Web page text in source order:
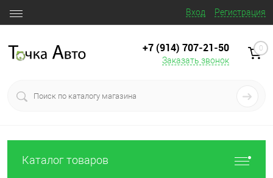
Вход Регистрация
+7 (914) 707‒21‒50
Заказать звонок
0
Каталог товаров